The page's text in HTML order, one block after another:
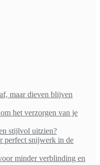
maar dieven blijven
het verzorgen van je
stijlvol uitzien?
perfect snijwerk in de
minder verblinding en